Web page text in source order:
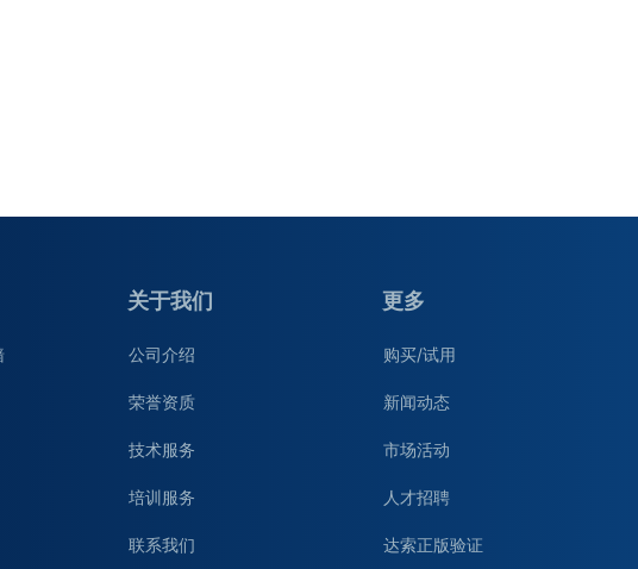
关于我们
公司介绍
荣誉资质
技术服务
培训服务
联系我们
更多
购买/试用
新闻动态
市场活动
人才招聘
达索正版验证